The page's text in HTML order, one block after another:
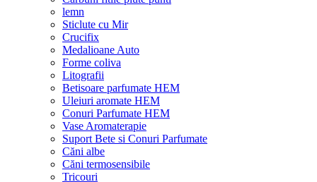
lemn
Sticlute cu Mir
Crucifix
Medalioane Auto
Forme coliva
Litografii
Betisoare parfumate HEM
Uleiuri aromate HEM
Conuri Parfumate HEM
Vase Aromaterapie
Suport Bete si Conuri Parfumate
Căni albe
Căni termosensibile
Tricouri